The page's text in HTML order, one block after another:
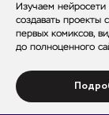
Изучаем нейросети
создавать
первых комиксов,
до полноценного